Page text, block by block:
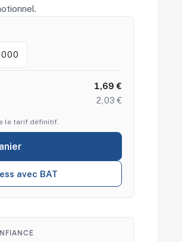
1,69 €
2,03 €
le tarif définitif.
avec BAT